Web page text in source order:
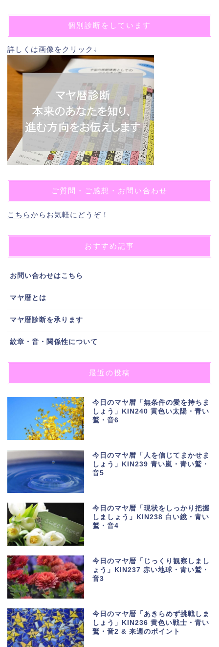
個別診断をしています
詳しくは画像をクリック↓
ご質問・ご感想・お問い合わせ
こちらからお気軽にどうぞ！
おすすめ記事
お問い合わせはこちら
マヤ暦とは
マヤ暦診断を承ります
紋章・音・関係性について
最近の投稿
今日のマヤ暦「無条件の愛を持ちま
しょう」KIN240 黄色い太陽・青い
鷲・音6
今日のマヤ暦「人を信じてまかせま
しょう」KIN239 青い嵐・青い鷲・
音5
今日のマヤ暦「現状をしっかり把握
しましょう」KIN238 白い鏡・青い
鷲・音4
今日のマヤ暦「じっくり観察しまし
ょう」KIN237 赤い地球・青い鷲・
音3
今日のマヤ暦「あきらめず挑戦しま
しょう」KIN236 黄色い戦士・青い
鷲・音2 & 来週のポイント